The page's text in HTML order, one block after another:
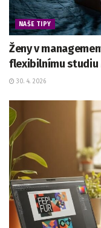
NAŠE TIPY
Ženy v
flexibilnímu studiu
30. 4. 2026